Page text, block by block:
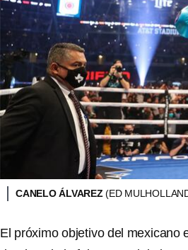
CANELO ÁLVAREZ(ED
El próximo objetivo del mexicano